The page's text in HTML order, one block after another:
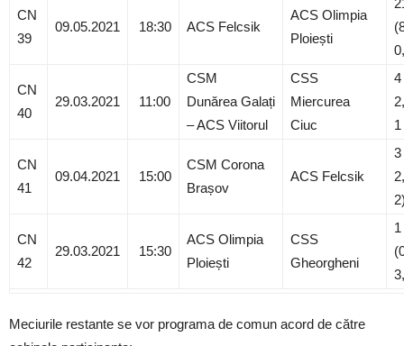
CN
39
09.05.2021 18:30 ACS Felcsik
ACS Olimpia
Ploiești
CN
40
29.03.2021 11:00
CSM
Dunărea Galați
– ACS Viitorul
CSS
Miercurea
Ciuc
4
1
CN
41
09.04.2021 15:00
CSM Corona
Brașov
ACS Felcsik
3
CN
42
29.03.2021 15:30
ACS Olimpia
Ploiești
CSS
Gheorgheni
Meciurile restante se vor programa de comun acord de către